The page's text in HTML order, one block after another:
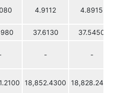
4.9112 4.8915
37.6130 37.5450
- -
18,852.4300 18,828.2400